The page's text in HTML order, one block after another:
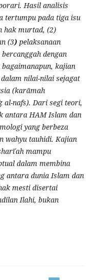
Hasil analisis
tertumpu pada tiga isu
hak murtad, (2)
(3)pelaksanaan
dengan
kajian
nilai-nilai sejagat
(karāmah
al-nafs). Dari segi teori,
antara HAM Islam dan
yang berbeza
wahyu tauhidi. Kajian
mampu
dalam membina
antara dunia Islam dan
mesti disertai
Ilahi, bukan